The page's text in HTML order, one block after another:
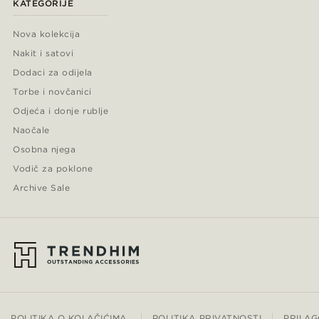
KATEGORIJE
Nova kolekcija
Nakit i satovi
Dodaci za odijela
Torbe i novčanici
Odjeća i donje rublje
Naočale
Osobna njega
Vodič za poklone
Archive Sale